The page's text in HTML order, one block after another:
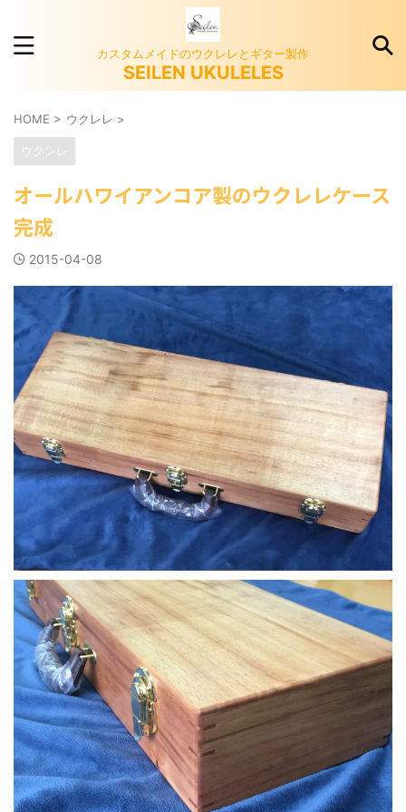
カスタムメイドのウクレレとギター製作
SEILEN UKULELES
HOME > ウクレレ >
ウクレレ
オールハワイアンコア製のウクレレケース
完成
2015-04-08